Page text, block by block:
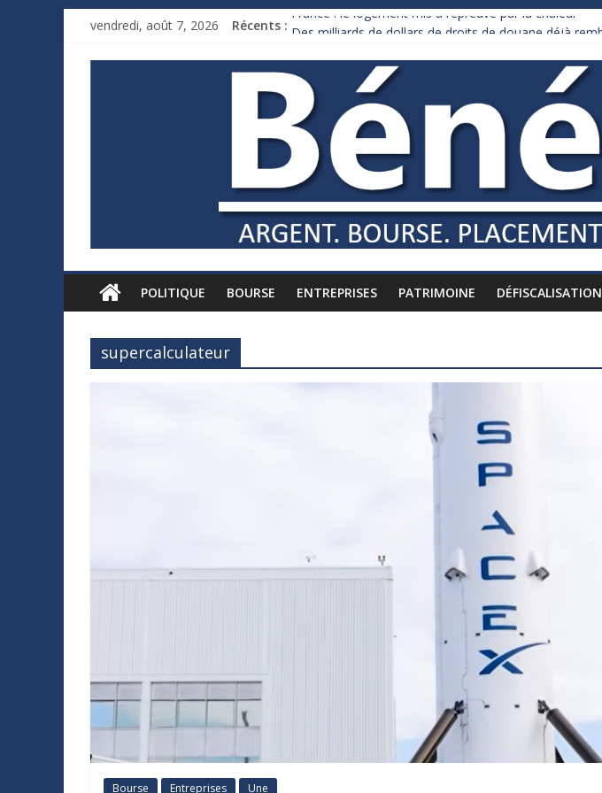
vendredi, août 7, 2026 Récents : France : le logement mis à l’épreuve par la chaleur
Royaume-Uni : Andy Burnham recule sur l’impôt
Xavier Niel, le milliardaire qui ne touche presque rien
Ruée des fortunes russes vers l’étranger
POLITIQUE BOURSE ENTREPRISES PATRIMOINE DÉFISCALISATION
supercalculateur
Bourse Entreprises Une